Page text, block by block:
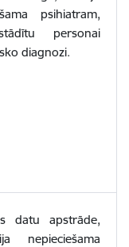
psihiatram,
personai
diagnozi.
datu apstrāde,
nepieciešama